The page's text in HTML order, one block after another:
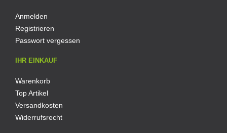
Anmelden
Registrieren
Passwort vergessen
IHR EINKAUF
Warenkorb
Top Artikel
Versandkosten
Widerrufsrecht